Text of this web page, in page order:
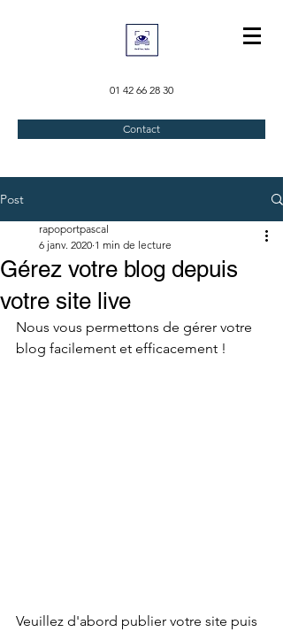
01 42 66 28 30
Contact
Post
Gérez votre blog depuis
votre site live
rapoportpascal
6 janv. 2020 1 min de lecture
Nous vous permettons de gérer votre
blog facilement et efficacement !
Veuillez d'abord publier votre site puis